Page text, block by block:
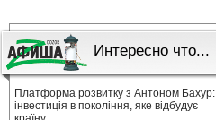
Интересно что...
Платформа розвитку з Антоном Бахур:
інвестиція в покоління, яке відбудує